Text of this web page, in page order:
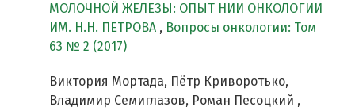
МОЛОЧНОЙ ЖЕЛЕЗЫ: ОПЫТ НИИ ОНКОЛОГИИ
ИМ. Н.Н. ПЕТРОВА , Вопросы онкологии: Том
63 № 2 (2017)
Виктория Мортада, Пётр Криворотько,
Владимир Семиглазов, Роман Песоцкий ,